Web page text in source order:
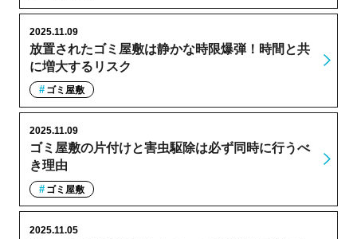
放置されたゴミ屋敷は静かな時限爆弾！時間と共
に増大するリスク
2025.11.09
ゴミ屋敷
ゴミ屋敷の片付けと害虫駆除は必ず同時に行うべ
き理由
2025.11.09
ゴミ屋敷
2025.11.05